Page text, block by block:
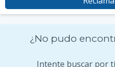
¿No pudo
Intente buscar por